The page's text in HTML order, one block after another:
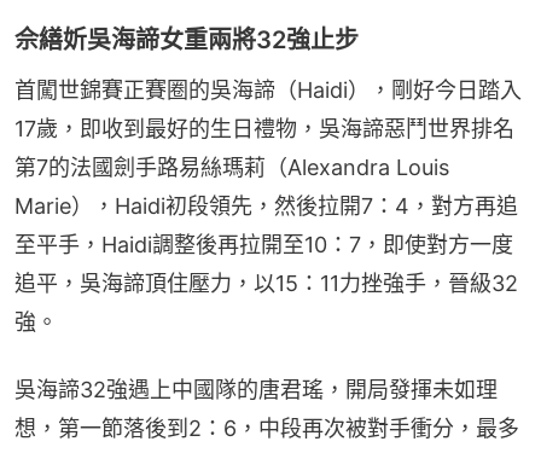
佘繕妡吳海諦女重兩將32強止步
首闖世錦賽正賽圈的吳海諦（Haidi），剛好今日踏入
17歲，即收到最好的生日禮物，吳海諦惡鬥世界排名
第7的法國劍手路易絲瑪莉（Alexandra Louis
Marie），Haidi初段領先，然後拉開7：4，對方再追
至平手，Haidi調整後再拉開至10：7，即使對方一度
追平，吳海諦頂住壓力，以15：11力挫強手，晉級32
強。
吳海諦32強遇上中國隊的唐君瑤，開局發揮未如理
想，第一節落後到2：6，中段再次被對手衝分，最多